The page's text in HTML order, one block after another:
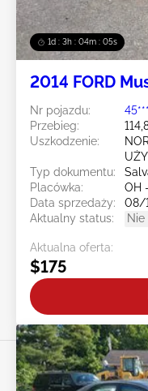
1d : 3h : 04m : 02s
2014 FORD
Nr pojazdu:
Przebieg:
Uszkodzenie:
Typ dokumentu:
Placówka:
OH
Data sprzedaży:
08/
Aktualny status:
Nie
Aktualna oferta:
$175